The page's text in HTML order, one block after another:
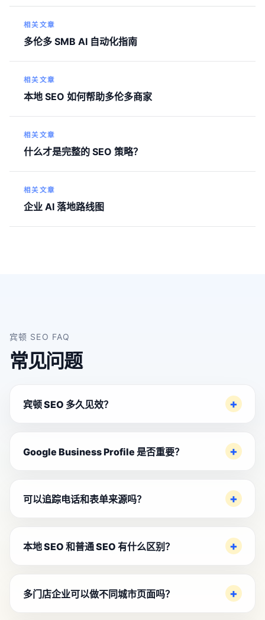
相关文章
多伦多 SMB AI 自动化指南
相关文章
本地 SEO 如何帮助多伦多商家
相关文章
什么才是完整的 SEO 策略？
相关文章
企业 AI 落地路线图
宾顿 SEO FAQ
常见问题
宾顿 SEO 多久见效？
Google Business Profile 是否重要？
可以追踪电话和表单来源吗？
本地 SEO 和普通 SEO 有什么区别？
多门店企业可以做不同城市页面吗？